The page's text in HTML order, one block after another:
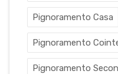
Pignoramento Casa
Pignoramento
Pignoramento